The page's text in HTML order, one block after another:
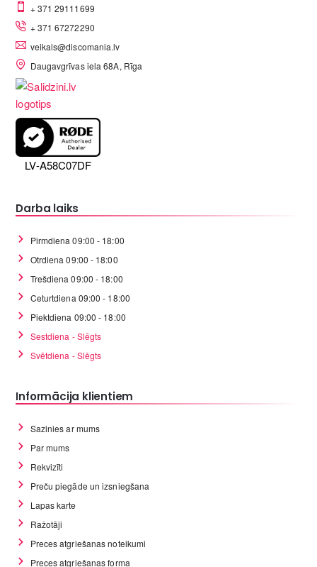
+ 371 29111699
+ 371 67272290
veikals@discomania.lv
Daugavgrīvas iela 68A, Rīga
LV-A58C07DF
Darba laiks
Pirmdiena 09:00 - 18:00
Otrdiena 09:00 - 18:00
Trešdiena 09:00 - 18:00
Ceturtdiena 09:00 - 18:00
Piektdiena 09:00 - 18:00
Sestdiena - Slēgts
Svētdiena - Slēgts
Informācija klientiem
Sazinies ar mums
Par mums
Rekvizīti
Preču piegāde un izsniegšana
Lapas karte
Ražotāji
Preces atgriešanas noteikumi
Preces atgriešanas forma